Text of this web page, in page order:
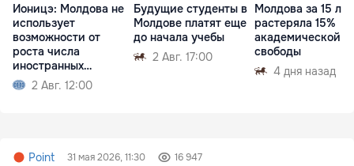
Ионицэ: Молдова не
использует
возможности от
роста числа
иностранных
студентов
2 Авг. 12:00
Будущие студенты в
Молдове платят еще
до начала учебы
2 Авг. 17:00
Молдова за 15 лет
растеряла 15%
академической
свободы
4 дня назад
Point 31 мая 2026, 11:30 16 947